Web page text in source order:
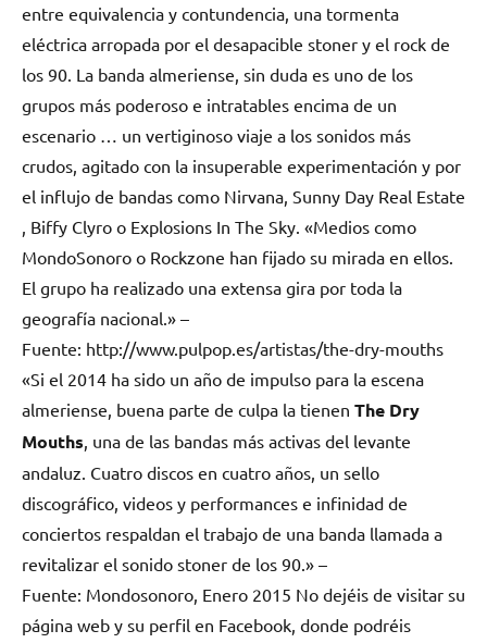
entre equivalencia y contundencia, una tormenta
eléctrica arropada por el desapacible stoner y el rock de
los 90. La banda almeriense, sin duda es uno de los
grupos más poderoso e intratables encima de un
escenario … un vertiginoso viaje a los sonidos más
crudos, agitado con la insuperable experimentación y por
el influjo de bandas como Nirvana, Sunny Day Real Estate
, Biffy Clyro o Explosions In The Sky. «Medios como
MondoSonoro o Rockzone han fijado su mirada en ellos.
El grupo ha realizado una extensa gira por toda la
geografía nacional.» –
Fuente: http://www.pulpop.es/artistas/the-dry-mouths
«Si el 2014 ha sido un año de impulso para la escena
almeriense, buena parte de culpa la tienen The Dry
Mouths, una de las bandas más activas del levante
andaluz. Cuatro discos en cuatro años, un sello
discográfico, videos y performances e infinidad de
conciertos respaldan el trabajo de una banda llamada a
revitalizar el sonido stoner de los 90.» –
Fuente: Mondosonoro, Enero 2015 No dejéis de visitar su
página web y su perfil en Facebook, donde podréis